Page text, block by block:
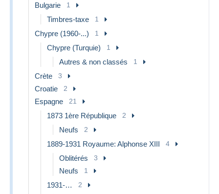
Bulgarie 1
Timbres-taxe 1
Chypre (1960-...) 1
Chypre (Turquie) 1
Autres & non classés 1
Crète 3
Croatie 2
Espagne 21
1873 1ère République 2
Neufs 2
1889-1931 Royaume: Alphonse XIII 4
Oblitérés 3
Neufs 1
1931-… 2